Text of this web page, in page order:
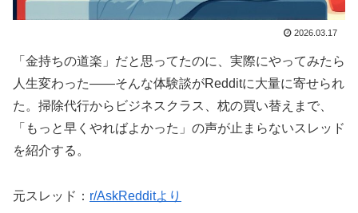
2026.03.17
「金持ちの道楽」だと思ってたのに、実際にやってみたら
人生変わった――そんな体験談がRedditに大量に寄せられ
た。掃除代行からビジネスクラス、枕の買い替えまで、
「もっと早くやればよかった」の声が止まらないスレッド
を紹介する。
元スレッド： r/AskRedditより